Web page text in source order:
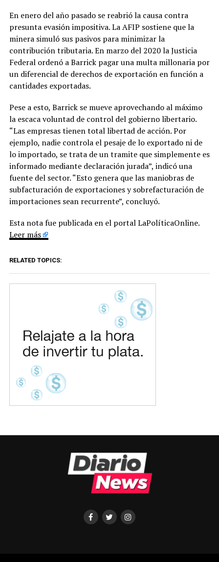
En enero del año pasado se reabrió la causa contra
presunta evasión impositiva. La AFIP sostiene que la
minera simuló sus pasivos para minimizar la
contribución tributaria. En marzo del 2020 la Justicia
Federal ordenó a Barrick pagar una multa millonaria por
un diferencial de derechos de exportación en función a
cantidades exportadas.
Pese a esto, Barrick se mueve aprovechando al máximo
la escaca voluntad de control del gobierno libertario.
“Las empresas tienen total libertad de acción. Por
ejemplo, nadie controla el pesaje de lo exportado ni de
lo importado, se trata de un tramite que simplemente es
informado mediante declaración jurada”, indicó una
fuente del sector. “Esto genera que las maniobras de
subfacturación de exportaciones y sobrefacturación de
importaciones sean recurrente”, concluyó.
Esta nota fue publicada en el portal LaPolíticaOnline.
Leer más
RELATED TOPICS: